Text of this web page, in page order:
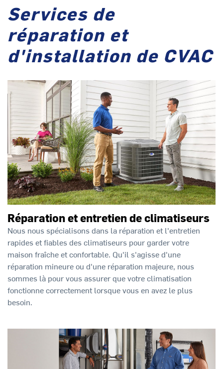
Services de
réparation et
d'installation de CVAC
Réparation et entretien de climatiseurs
Nous nous spécialisons dans la réparation et l'entretien
rapides et fiables des climatiseurs pour garder votre
maison fraîche et confortable. Qu'il s'agisse d'une
réparation mineure ou d'une réparation majeure, nous
sommes là pour vous assurer que votre climatisation
fonctionne correctement lorsque vous en avez le plus
besoin.